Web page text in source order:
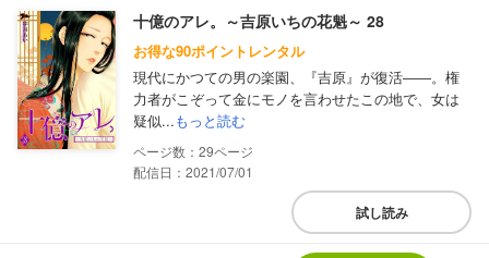
十億のアレ。～吉原いちの花魁～ 28
お得な90ポイントレンタル
現代にかつての男の楽園、『吉原』が復活――。権
力者がこぞって金にモノを言わせたこの地で、女は
疑似...もっと読む
29
配信日：2021/07/01
試し読み